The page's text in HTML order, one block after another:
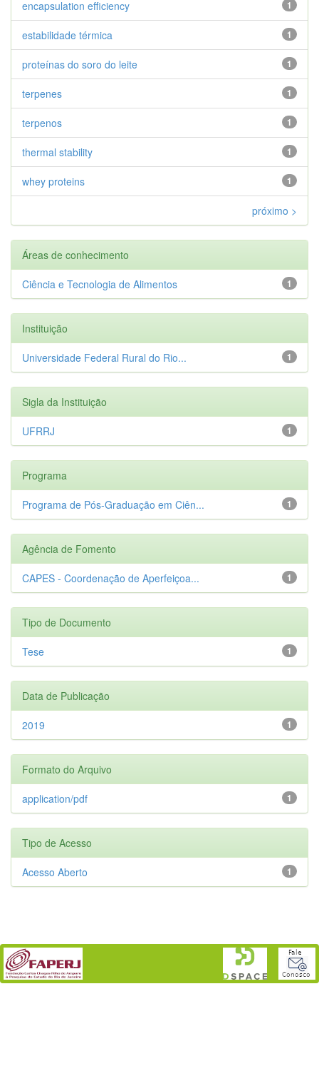
1
encapsulation efficiency
1
estabilidade térmica
1
proteínas do soro do leite
1
terpenes
1
terpenos
1
thermal stability
1
whey proteins
próximo >
Áreas de conhecimento
1
Ciência e Tecnologia de Alimentos
Instituição
1
Universidade Federal Rural do Rio...
Sigla da Instituição
1
UFRRJ
Programa
1
Programa de Pós-Graduação em Ciên...
Agência de Fomento
1
CAPES - Coordenação de Aperfeiçoa...
Tipo de Documento
1
Tese
Data de Publicação
1
2019
Formato do Arquivo
1
application/pdf
Tipo de Acesso
1
Acesso Aberto